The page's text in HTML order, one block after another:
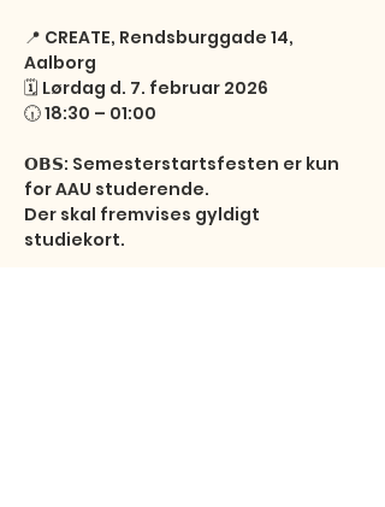
📍 CREATE, Rendsburggade 14,
Aalborg
🗓 Lørdag d. 7. februar 2026
🕡 18:30 – 01:00
𝗢𝗕𝗦: Semesterstartsfesten er kun
for AAU studerende.
Der skal fremvises gyldigt
studiekort.